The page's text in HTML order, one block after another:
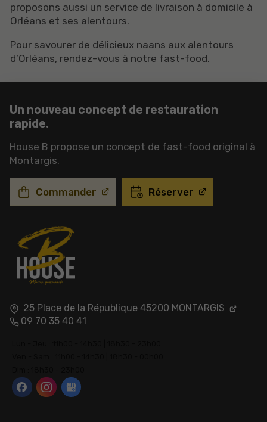
proposons aussi un service de livraison à domicile à
Orléans et ses alentours.
Pour savourer de délicieux naans aux alentours
d’Orléans, rendez-vous à notre fast-food.
25 Place de la République 45200 MONTARGIS
09 70 35 40 41
Un nouveau concept de restauration
rapide.
House B propose un concept de fast-food original à
Montargis.
Commander Réserver